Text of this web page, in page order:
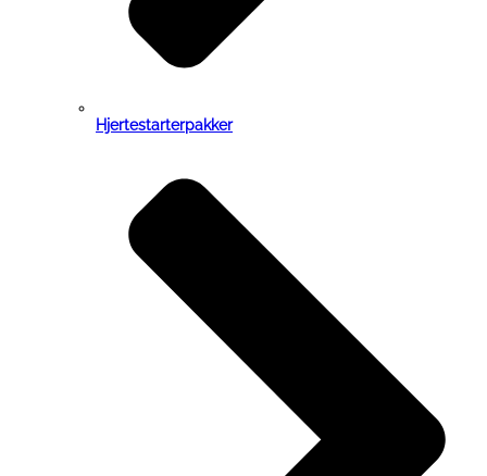
Hjertestarterpakker